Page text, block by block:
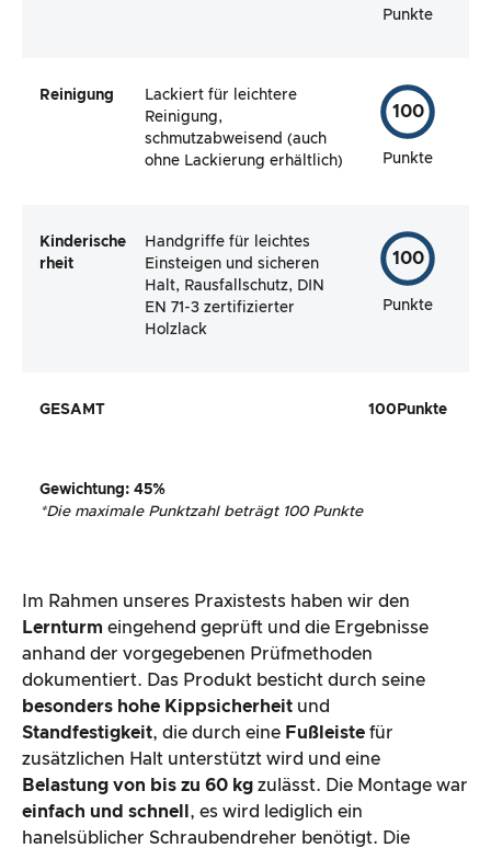
Punkte
Reinigung
Lackiert für leichtere
Reinigung,
schmutzabweisend (auch
ohne Lackierung erhältlich)
100
Punkte
Kinderische
rheit
Handgriffe für leichtes
Einsteigen und sicheren
Halt, Rausfallschutz, DIN
EN 71-3 zertifizierter
Holzlack
100
Punkte
GESAMT 100 Punkte
Gewichtung: 45%
*Die maximale Punktzahl beträgt 100 Punkte
Im Rahmen unseres Praxistests haben wir den
Lernturm eingehend geprüft und die Ergebnisse
anhand der vorgegebenen Prüfmethoden
dokumentiert. Das Produkt besticht durch seine
besonders hohe Kippsicherheit und
Standfestigkeit, die durch eine Fußleiste für
zusätzlichen Halt unterstützt wird und eine
Belastung von bis zu 60 kg zulässt. Die Montage war
einfach und schnell , es wird lediglich ein
hanelsüblicher Schraubendreher benötigt. Die